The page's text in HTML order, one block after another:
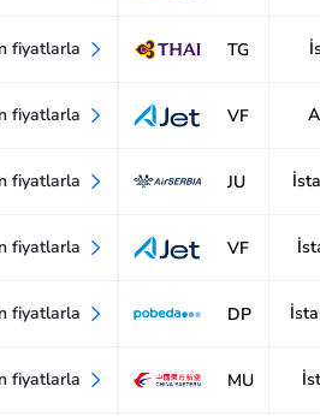
fiyatlarla
fiyatlarla
fiyatlarla
fiyatlarla
fiyatlarla
fiyatlarla
TG
VF
JU
VF
DP
MU